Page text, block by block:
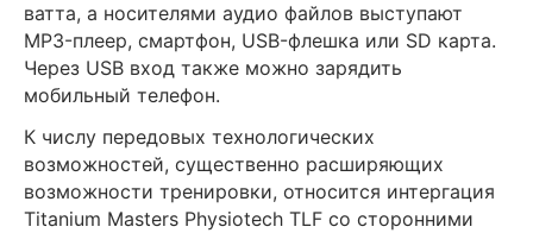
ватта, а носителями аудио файлов выступают
MP3-плеер, смартфон, USB-флешка или SD карта.
Через USB вход также можно зарядить
мобильный телефон.
К числу передовых технологических
возможностей, существенно расширяющих
возможности тренировки, относится интергация
Titanium Masters Physiotech TLF со сторонними